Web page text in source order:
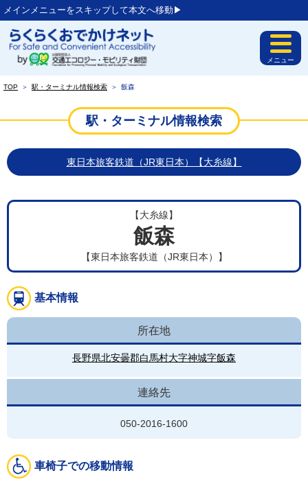
メインメニューをスキップして本文へ移動▶︎
メニュー
TOP ＞ 駅・ターミナル情報検索 ＞ 飯森
駅・ターミナル情報検索
東日本旅客鉄道（JR東日本）【大糸線】
【大糸線】
飯森
【東日本旅客鉄道（JR東日本）】
基本情報
所在地
長野県北安曇郡白馬村大字神城字飯森
連絡先
050-2016-1600
車椅子での移動情報